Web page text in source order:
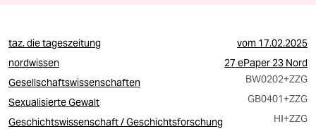
taz. die tageszeitung vom 17.02.2025
nordwissen
27 ePaper 23 Nord
Gesellschaftswissenschaften
BW0202+ZZG
Sexualisierte Gewalt
GB0401+ZZG
Geschichtswissenschaft / Geschichtsforschung
HI+ZZG